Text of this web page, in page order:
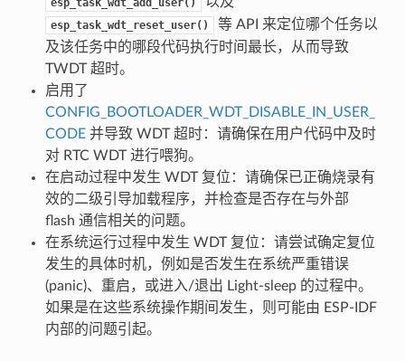
esp_task_wdt_add_user()
esp_task_wdt_reset_user()
等 API 来定位哪个任务以
及该任务中的哪段代码执行时间最长，从而导致
TWDT 超时。
启用了
CONFIG_BOOTLOADER_WDT_DISABLE_IN_USER_
CODE并导致 WDT 超时：请确保在用户代码中及时
对 RTC WDT 进行喂狗。
在启动过程中发生 WDT 复位：请确保已正确烧录有
效的二级引导加载程序，并检查是否存在与外部
flash 通信相关的问题。
在系统运行过程中发生 WDT 复位：请尝试确定复位
发生的具体时机，例如是否发生在系统严重错误
(panic)、重启，或进入/退出 Light-sleep 的过程中。
如果是在这些系统操作期间发生，则可能由 ESP-IDF
内部的问题引起。